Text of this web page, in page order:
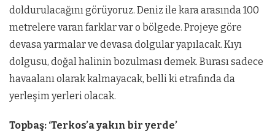
doldurulacağını görüyoruz. Deniz ile kara arasında 100
metrelere varan farklar var o bölgede. Projeye göre
devasa yarmalar ve devasa dolgular yapılacak. Kıyı
dolgusu, doğal halinin bozulması demek. Burası sadece
havaalanı olarak kalmayacak, belli ki etrafında da
yerleşim yerleri olacak.
Topbaş: ‘Terkos’a yakın bir yerde’